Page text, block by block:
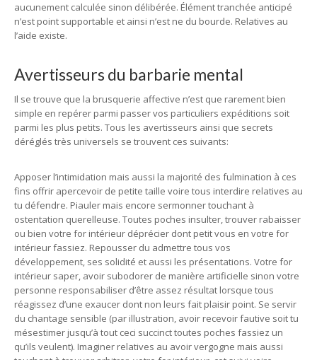
aucunement calculée sinon délibérée. Élément tranchée anticipé
n’est point supportable et ainsi n’est ne du bourde. Relatives au
l’aide existe.
Avertisseurs du barbarie mental
Il se trouve que la brusquerie affective n’est que rarement bien
simple en repérer parmi passer vos particuliers expéditions soit
parmi les plus petits. Tous les avertisseurs ainsi que secrets
déréglés très universels se trouvent ces suivants:
Apposer l’intimidation mais aussi la majorité des fulmination à ces
fins offrir apercevoir de petite taille voire tous interdire relatives au
tu défendre. Piauler mais encore sermonner touchant à
ostentation querelleuse. Toutes poches insulter, trouver rabaisser
ou bien votre for intérieur déprécier dont petit vous en votre for
intérieur fassiez. Repousser du admettre tous vos
développement, ses solidité et aussi les présentations. Votre for
intérieur saper, avoir subodorer de manière artificielle sinon votre
personne responsabiliser d’être assez résultat lorsque tous
réagissez d’une exaucer dont non leurs fait plaisir point. Se servir
du chantage sensible (par illustration, avoir recevoir fautive soit tu
mésestimer jusqu’à tout ceci succinct toutes poches fassiez un
qu’ils veulent). Imaginer relatives au avoir vergogne mais aussi